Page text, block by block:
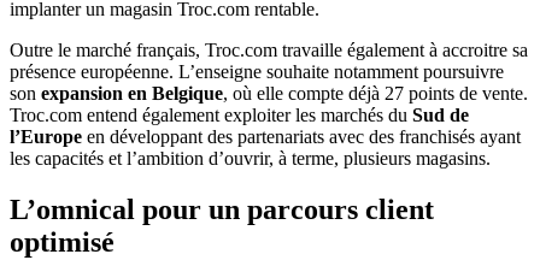
implanter un magasin Troc.com rentable.
Outre le marché français, Troc.com travaille également à accroitre sa
présence européenne. L’enseigne souhaite notamment poursuivre
son expansion en Belgique, où elle compte déjà 27 points de vente.
Troc.com entend également exploiter les marchés du Sud de
l’Europe en développant des partenariats avec des franchisés ayant
les capacités et l’ambition d’ouvrir, à terme, plusieurs magasins.
L’omnical pour un parcours client
optimisé